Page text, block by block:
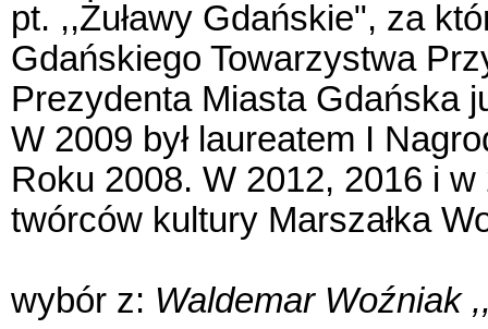
pt. ,,Żuławy Gdańskie", za
Gdańskiego Towarzystwa
Prezydenta Miasta Gdańska
W 2009 był laureatem I
Roku 2008. W 2012, 2016 i
twórców kultury Marszałka
wybór z: Waldemar Woźniak